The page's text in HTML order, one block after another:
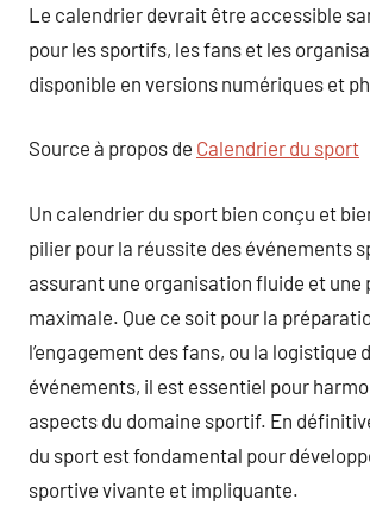
Le calendrier devrait être accessible
pour les sportifs, les fans et les
disponible en versions numériques et
Source à propos de Calendrier du sport
Un calendrier du sport bien conçu et
pilier pour la réussite des événements
assurant une organisation fluide et
maximale. Que ce soit pour la
l’engagement des fans, ou la logistique
événements, il est essentiel pour
aspects du domaine sportif. En
du sport est fondamental pour
sportive vivante et impliquante.